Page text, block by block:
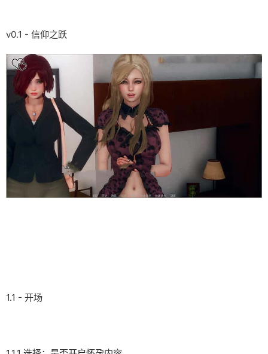
v0.1 - 信仰之跃
1.1 - 开场